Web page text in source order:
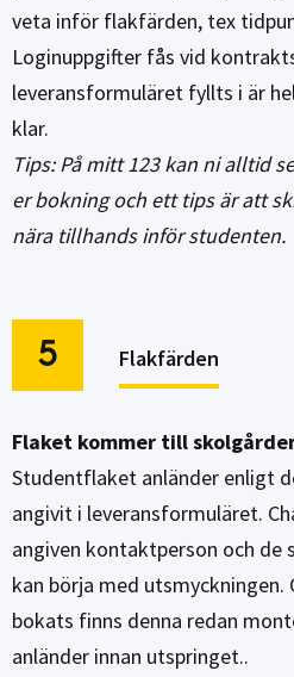
veta inför flakfärden, tex
Loginuppgifter fås vid
leveransformuläret fyllts i är
klar.
Tips: På mitt 123 kan ni alltid
er bokning och ett tips är att
nära tillhands inför studenten.
5 Flakfärden
Flaket kommer till
Studentflaket anländer enligt
angivit i leveransformuläret.
angiven kontaktperson och
kan börja med
bokats finns denna redan
anländer innan utspringet..